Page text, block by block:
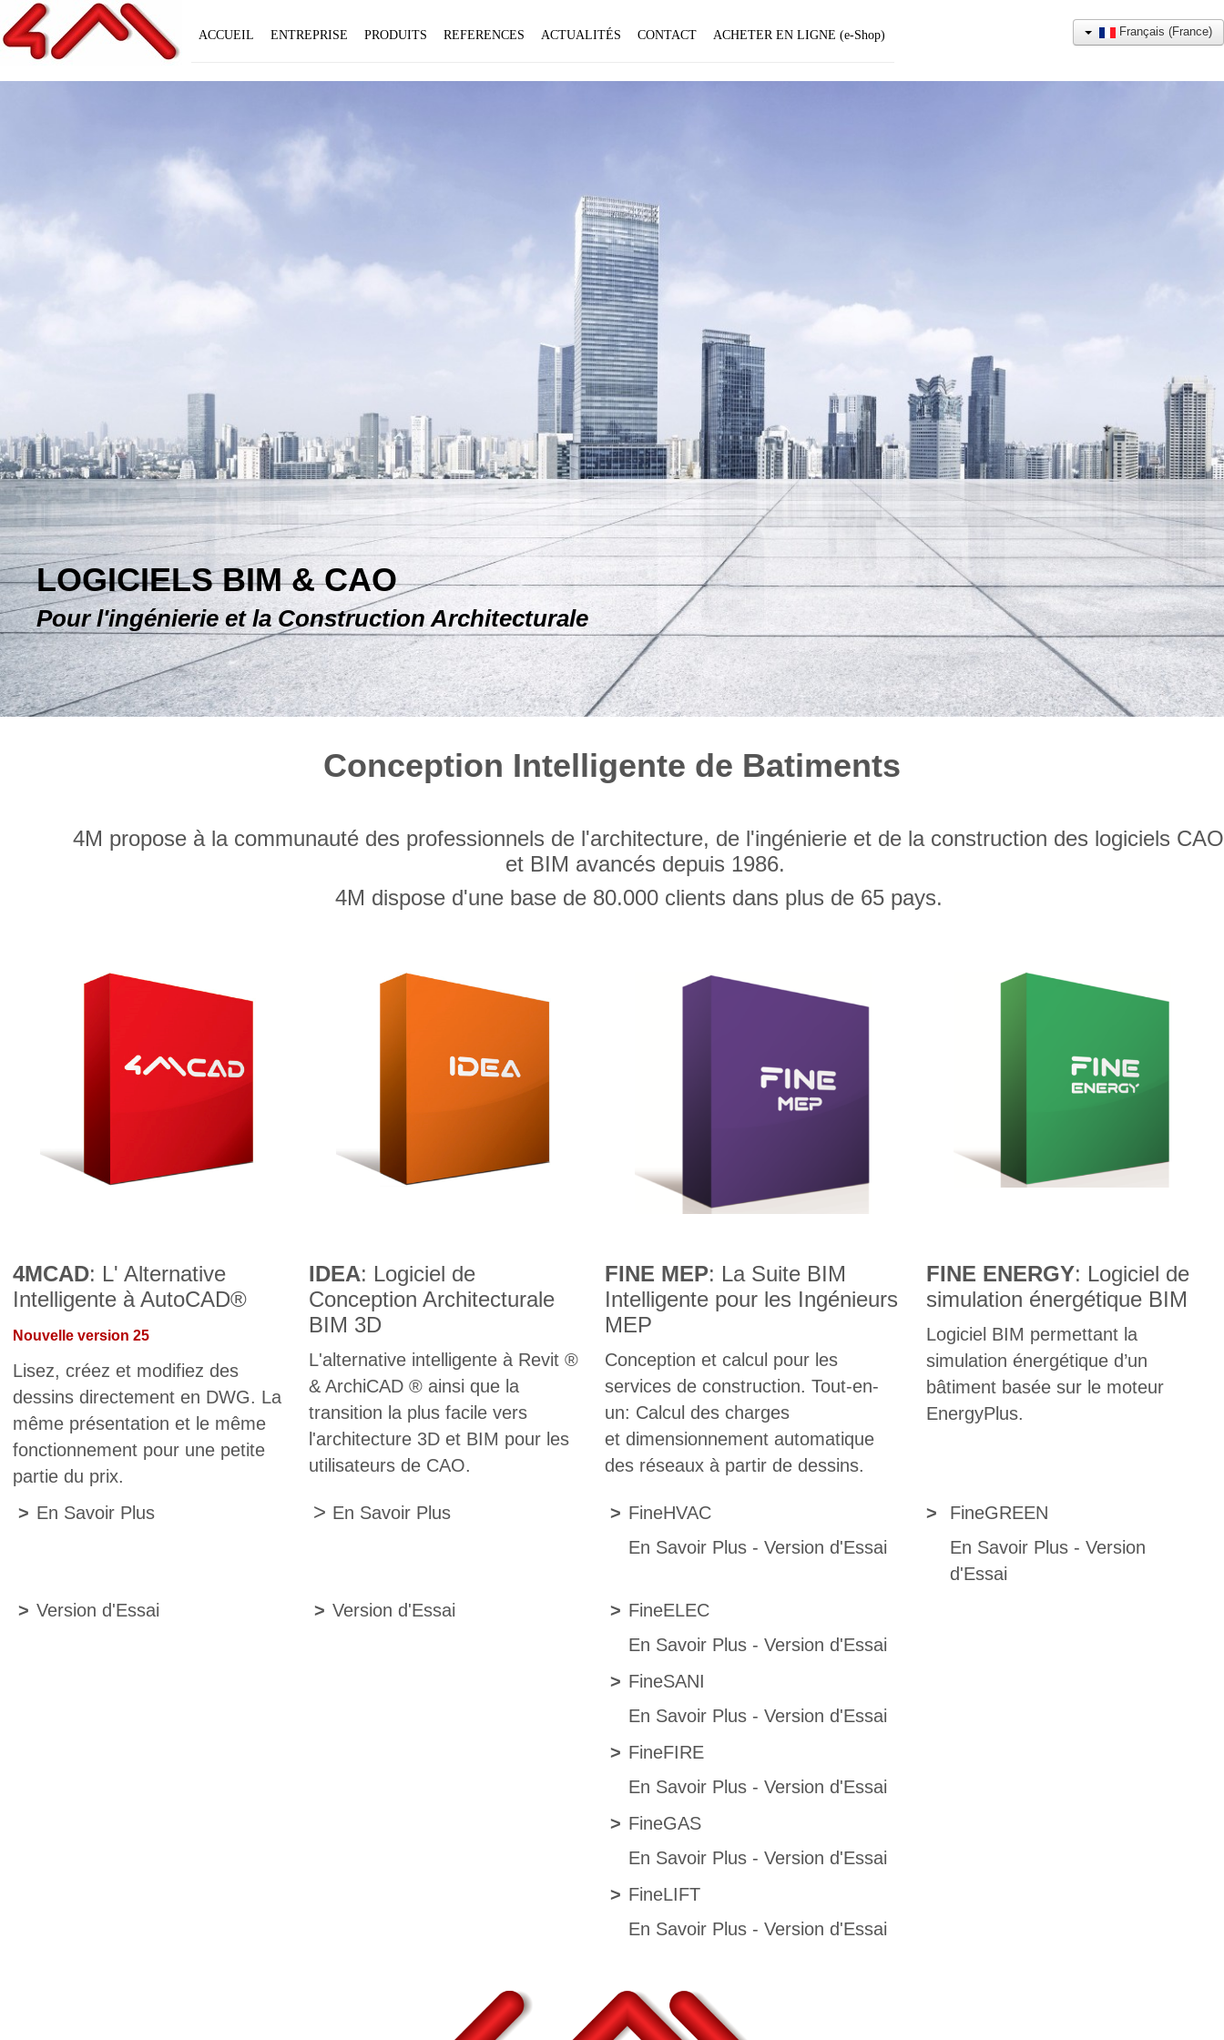
ACCUEIL ENTREPRISE PRODUITS REFERENCES ACTUALITÉS CONTACT ACHETER EN LIGNE (e-Shop) Français (France)
LOGICIELS BIM & CAO
Pour l'ingénierie et la Construction Architecturale
Conception Intelligente de Batiments
4M propose à la communauté des professionnels de l'architecture, de l'ingénierie et de la construction des logiciels CAO
et BIM avancés depuis 1986.
4M dispose d'une base de 80.000 clients dans plus de 65 pays.
4MCAD: L' Alternative
Intelligente à AutoCAD®
Nouvelle version 25
Lisez, créez et modifiez des
dessins directement en DWG. La
même présentation et le même
fonctionnement pour une petite
partie du prix.
IDEA: Logiciel de
Conception Architecturale
BIM 3D
L'alternative intelligente à Revit ®
& ArchiCAD ® ainsi que la
transition la plus facile vers
l'architecture 3D et BIM pour les
utilisateurs de CAO.
FINE MEP: La Suite BIM
Intelligente pour les Ingénieurs
MEP
Conception et calcul pour les
services de construction. Tout-en-
un: Calcul des charges
et dimensionnement automatique
des réseaux à partir de dessins.
FINE ENERGY: Logiciel de
simulation énergétique BIM
Logiciel BIM permettant la
simulation énergétique d’un
bâtiment basée sur le moteur
EnergyPlus.
> En Savoir Plus > En Savoir Plus > FineHVAC
En Savoir Plus - Version d'Essai
>
FineGREEN
En Savoir Plus - Version
d'Essai
> Version d'Essai > Version d'Essai > FineELEC
En Savoir Plus - Version d'Essai
> FineSANI
En Savoir Plus - Version d'Essai
> FineFIRE
En Savoir Plus - Version d'Essai
> FineGAS
En Savoir Plus - Version d'Essai
> FineLIFT
En Savoir Plus - Version d'Essai